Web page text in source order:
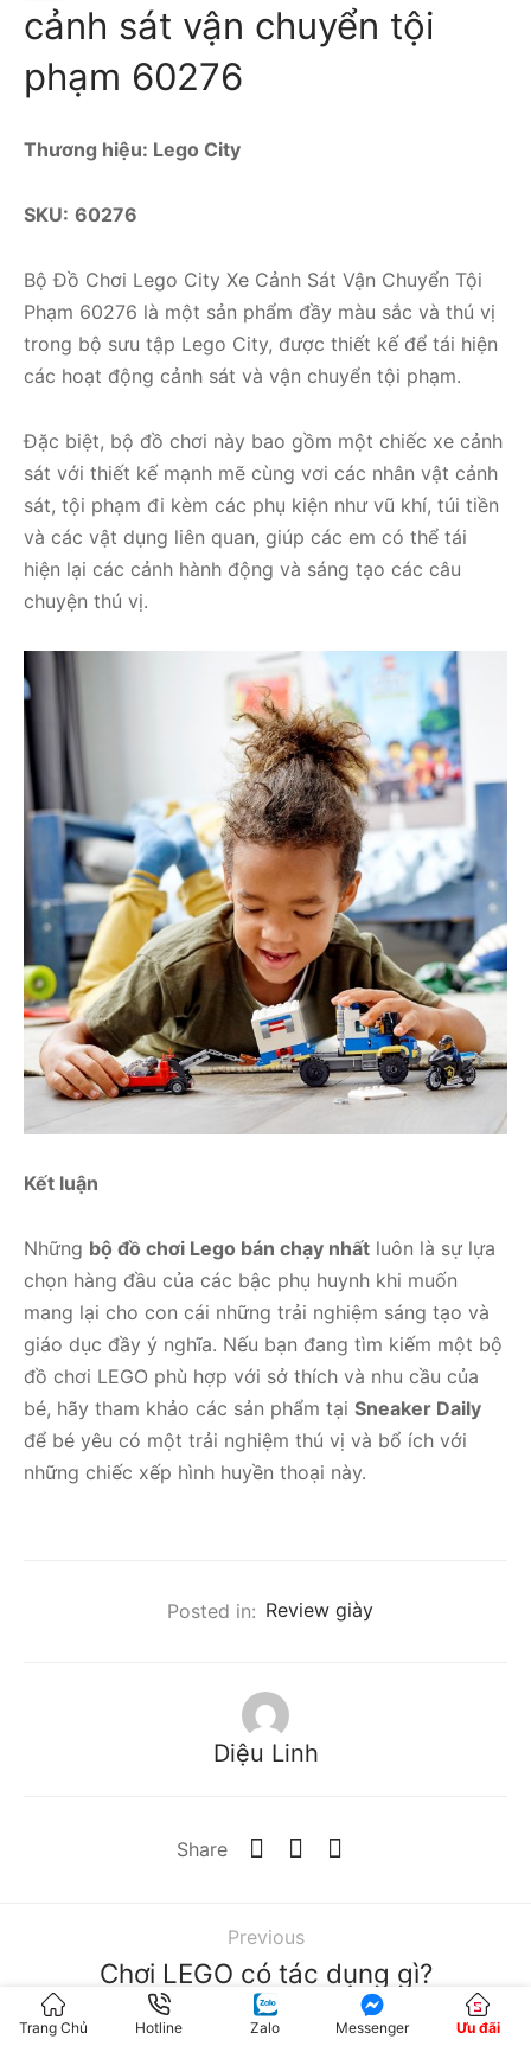
cảnh sát vận chuyển tội
phạm 60276
Thương hiệu: Lego City
SKU: 60276
Bộ Đồ Chơi Lego City Xe Cảnh Sát Vận Chuyển Tội
Phạm 60276 là một sản phẩm đầy màu sắc và thú vị
trong bộ sưu tập Lego City, được thiết kế để tái hiện
các hoạt động cảnh sát và vận chuyển tội phạm.
Đặc biệt, bộ đồ chơi này bao gồm một chiếc xe cảnh
sát với thiết kế mạnh mẽ cùng vơi các nhân vật cảnh
sát, tội phạm đi kèm các phụ kiện như vũ khí, túi tiền
và các vật dụng liên quan, giúp các em có thể tái
hiện lại các cảnh hành động và sáng tạo các câu
chuyện thú vị.
Kết luận
Những bộ đồ chơi Lego bán chạy nhất luôn là sự lựa
chọn hàng đầu của các bậc phụ huynh khi muốn
mang lại cho con cái những trải nghiệm sáng tạo và
giáo dục đầy ý nghĩa. Nếu bạn đang tìm kiếm một bộ
đồ chơi LEGO phù hợp với sở thích và nhu cầu của
bé, hãy tham khảo các sản phẩm tại Sneaker Daily
để bé yêu có một trải nghiệm thú vị và bổ ích với
những chiếc xếp hình huyền thoại này.
Posted in: Review giày
Diệu Linh
Share
Previous
Chơi LEGO có tác dụng gì?
Khám phá sự kì diệu của LEGO
Trang Chủ Hotline Zalo Messenger Ưu đãi